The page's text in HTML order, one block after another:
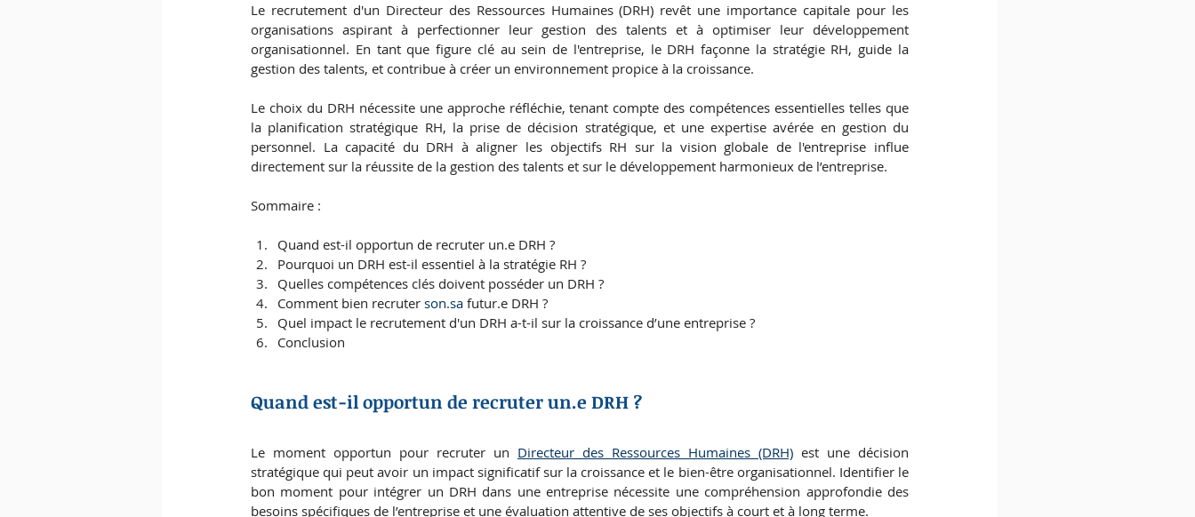
Le recrutement d'un Directeur des Ressources Humaines (DRH) revêt une importance capitale pour les
organisations aspirant à perfectionner leur gestion des talents et à optimiser leur développement
organisationnel. En tant que figure clé au sein de l'entreprise, le DRH façonne la stratégie RH, guide la
gestion des talents, et contribue à créer un environnement propice à la croissance.
Le choix du DRH nécessite une approche réfléchie, tenant compte des compétences essentielles telles que
la planification stratégique RH, la prise de décision stratégique, et une expertise avérée en gestion du
personnel. La capacité du DRH à aligner les objectifs RH sur la vision globale de l'entreprise influe
directement sur la réussite de la gestion des talents et sur le développement harmonieux de l’entreprise.
Sommaire :
Quand est-il opportun de recruter un.e DRH ?
Pourquoi un DRH est-il essentiel à la stratégie RH ?
Quelles compétences clés doivent posséder un DRH ?
Comment bien recruter son.sa futur.e DRH ?
Quel impact le recrutement d'un DRH a-t-il sur la croissance d’une entreprise ?
Conclusion
Quand est-il opportun de recruter un.e DRH ?
Le moment opportun pour recruter un Directeur des Ressources Humaines (DRH) est une décision
stratégique qui peut avoir un impact significatif sur la croissance et le bien-être organisationnel. Identifier le
bon moment pour intégrer un DRH dans une entreprise nécessite une compréhension approfondie des
besoins spécifiques de l’entreprise et une évaluation attentive de ses objectifs à court et à long terme.